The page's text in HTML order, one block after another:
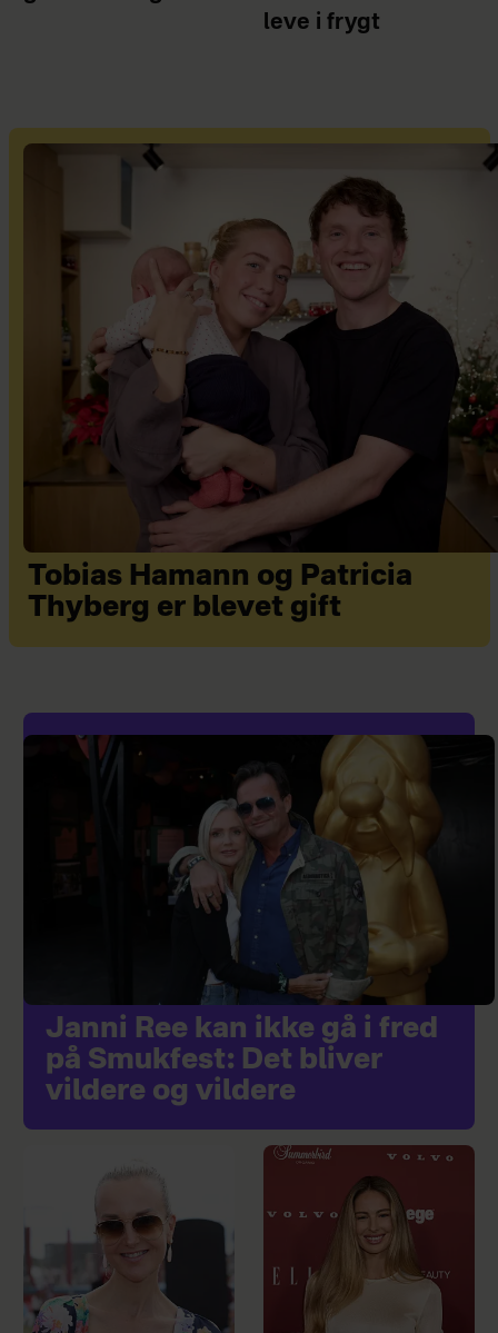
leve i frygt
Tobias Hamann og Patricia
Thyberg er blevet gift
Janni Ree kan ikke gå i fred
på Smukfest: Det bliver
vildere og vildere